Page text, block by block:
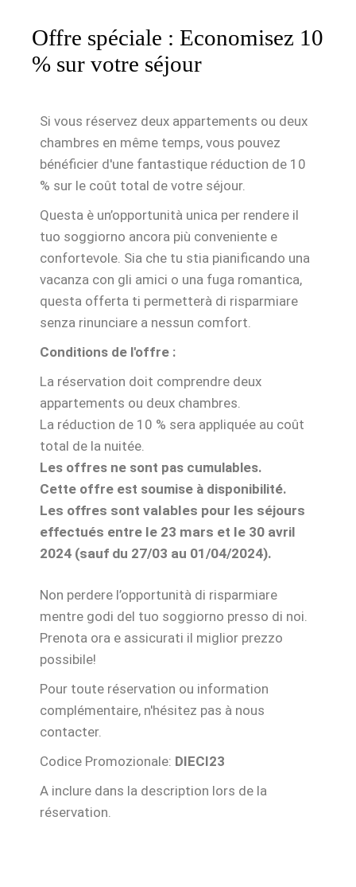
Offre spéciale : Economisez 10
% sur votre séjour
Si vous réservez deux appartements ou deux
chambres en même temps, vous pouvez
bénéficier d'une fantastique réduction de 10
% sur le coût total de votre séjour.
Questa è un’opportunità unica per rendere il
tuo soggiorno ancora più conveniente e
confortevole. Sia che tu stia pianificando una
vacanza con gli amici o una fuga romantica,
questa offerta ti permetterà di risparmiare
senza rinunciare a nessun comfort.
Conditions de l'offre :
La réservation doit comprendre deux
appartements ou deux chambres.
La réduction de 10 % sera appliquée au coût
total de la nuitée.
Les offres ne sont pas cumulables.
Cette offre est soumise à disponibilité.
Les offres sont valables pour les séjours
effectués entre le 23 mars et le 30 avril
2024 (sauf du 27/03 au 01/04/2024).
Non perdere l’opportunità di risparmiare
mentre godi del tuo soggiorno presso di noi.
Prenota ora e assicurati il miglior prezzo
possibile!
Pour toute réservation ou information
complémentaire, n'hésitez pas à nous
contacter.
Codice Promozionale: DIECI23
A inclure dans la description lors de la
réservation.